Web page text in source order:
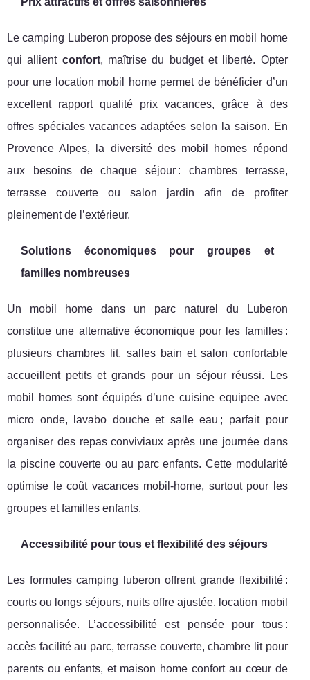
Le camping Luberon propose des séjours en mobil home
qui allient confort, maîtrise du budget et liberté. Opter
pour une location mobil home permet de bénéficier d’un
excellent rapport qualité prix vacances, grâce à des
offres spéciales vacances adaptées selon la saison. En
Provence Alpes, la diversité des mobil homes répond
aux besoins de chaque séjour : chambres terrasse,
terrasse couverte ou salon jardin afin de profiter
pleinement de l’extérieur.
Solutions économiques pour groupes et
familles nombreuses
Un mobil home dans un parc naturel du Luberon
constitue une alternative économique pour les familles :
plusieurs chambres lit, salles bain et salon confortable
accueillent petits et grands pour un séjour réussi. Les
mobil homes sont équipés d’une cuisine equipee avec
micro onde, lavabo douche et salle eau ; parfait pour
organiser des repas conviviaux après une journée dans
la piscine couverte ou au parc enfants. Cette modularité
optimise le coût vacances mobil-home, surtout pour les
groupes et familles enfants.
Accessibilité pour tous et flexibilité des séjours
Les formules camping luberon offrent grande flexibilité :
courts ou longs séjours, nuits offre ajustée, location mobil
personnalisée. L’accessibilité est pensée pour tous :
accès facilité au parc, terrasse couverte, chambre lit pour
parents ou enfants, et maison home confort au cœur de